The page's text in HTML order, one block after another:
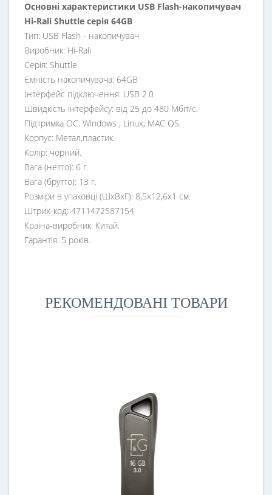
Основні характеристики USB Flash-накопичувач
Hi-Rali Shuttle серія 64GB
Тип: USB Flash - накопичувач
Виробник: Hi-Rali
Серія: Shuttle
Ємність накопичувача: 64GB
Інтерфейс підключення: USB 2.0
Швидкість інтерфейсу: від 25 до 480 Мбіт/с.
Підтримка ОС: Windows , Linux, MAC OS.
Корпус: Метал,пластик.
Колір: чорний.
Вага (нетто): 6 г.
Вага (брутто): 13 г.
Розміри в упаковці (ШхВхГ): 8,5х12,6х1 см.
Штрих-код: 4711472587154
Країна-виробник: Китай.
Гарантія: 5 років.
РЕКОМЕНДОВАНІ ТОВАРИ